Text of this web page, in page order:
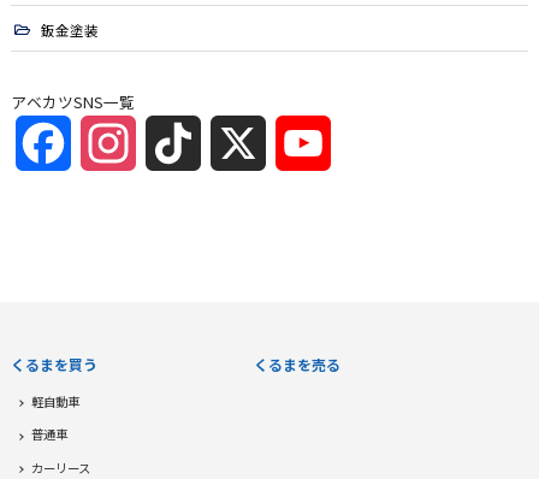
鈑金塗装
アベカツSNS一覧
FacebookInstagramTikTok
くるまを買う
軽自動車
普通車
カーリース
くるまを売る